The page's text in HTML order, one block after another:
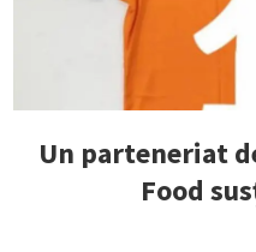
Un parteneriat
Food